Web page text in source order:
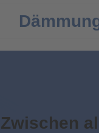
Zwischen